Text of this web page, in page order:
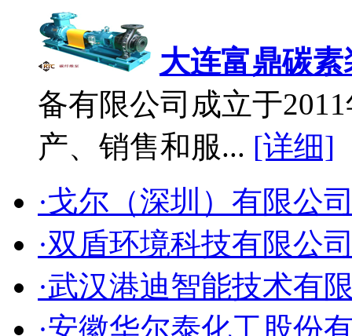
大连富鼎碳
备有限公司成立于
产、销售和服... [详细]
·戈尔（深圳）有限公
·双盾环境科技有限公
·武汉港迪智能技术有
·安徽华尔泰化工股份